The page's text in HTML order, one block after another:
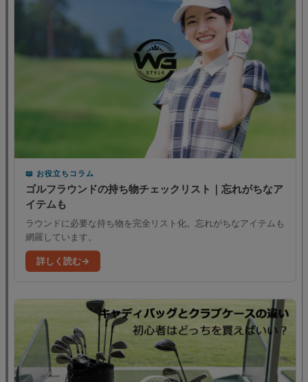
お役立ちコラム
ゴルフラウンドの持ち物チェックリスト｜忘れがちなア
イテムも
ラウンドに必要な持ち物を完全リスト化。忘れがちなアイテムも
網羅しています。
詳しく読む